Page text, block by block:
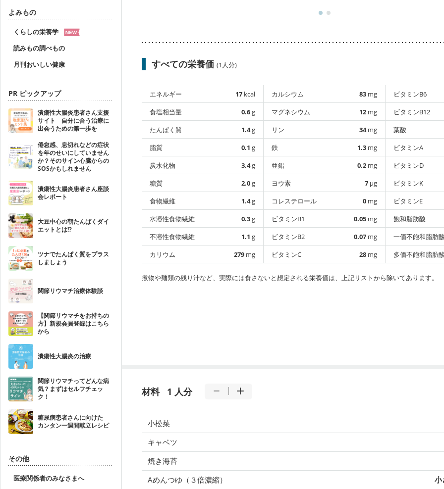
よみもの
くらしの栄養学
読みもの調べもの
月刊おいしい健康
PR ピックアップ
潰瘍性大腸炎患者さん支援
サイト 自分に合う治療に
出会うための第一歩を
倦怠感、息切れなどの症状
を年のせいにしていません
か？そのサイン心臓からの
SOSかもしれません
潰瘍性大腸炎患者さん座談
会レポート
大豆中心の朝たんぱくダイ
エットとは!?
ツナでたんぱく質をプラス
しましょう
関節リウマチ治療体験談
【関節リウマチをお持ちの
方】新規会員登録はこちら
から
潰瘍性大腸炎の治療
関節リウマチってどんな病
気？まずはセルフチェッ
ク！
糖尿病患者さんに向けた
カンタン一週間献立レシピ
その他
医療関係者のみなさまへ
すべての栄養価 (1人分)
エネルギー 17 kcal
食塩相当量
0.6g
たんぱく質
1.4g
脂質
0.1 g
炭水化物
3.4g
糖質
2.0g
食物繊維
1.4g
水溶性食物繊維
0.3g
不溶性食物繊維
1.1 g
カリウム
279 mg
カルシウム 83 mg
マグネシウム
12 mg
リン
34mg
鉄
1.3 mg
亜鉛
0.2 mg
ヨウ素
7 µg
コレステロール
0 mg
ビタミンB1
0.05 mg
ビタミンB2
0.07 mg
ビタミンC
28 mg
ビタミンB6
ビタミンB12
葉酸
ビタミンA
ビタミンD
ビタミンK
ビタミンE
飽和脂肪酸
一価不飽和脂肪酸
多価不飽和脂肪酸
煮物や麺類の残り汁など、実際には食さないと想定される栄養価は、上記リストから除いてあります。
材料 1 人分
小松菜
キャベツ
焼き海苔
Aめんつゆ（３倍濃縮）
小